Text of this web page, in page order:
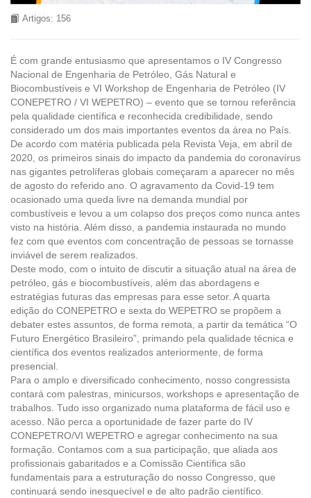
Artigos: 156
É com grande entusiasmo que apresentamos o IV Congresso
Nacional de Engenharia de Petróleo, Gás Natural e
Biocombustíveis e VI Workshop de Engenharia de Petróleo (IV
CONEPETRO / VI WEPETRO) – evento que se tornou referência
pela qualidade científica e reconhecida credibilidade, sendo
considerado um dos mais importantes eventos da área no País.
De acordo com matéria publicada pela Revista Veja, em abril de
2020, os primeiros sinais do impacto da pandemia do coronavírus
nas gigantes petrolíferas globais começaram a aparecer no mês
de agosto do referido ano. O agravamento da Covid-19 tem
ocasionado uma queda livre na demanda mundial por
combustíveis e levou a um colapso dos preços como nunca antes
visto na história. Além disso, a pandemia instaurada no mundo
fez com que eventos com concentração de pessoas se tornasse
inviável de serem realizados.
Deste modo, com o intuito de discutir a situação atual na área de
petróleo, gás e biocombustíveis, além das abordagens e
estratégias futuras das empresas para esse setor. A quarta
edição do CONEPETRO e sexta do WEPETRO se propõem a
debater estes assuntos, de forma remota, a partir da temática “O
Futuro Energético Brasileiro”, primando pela qualidade técnica e
científica dos eventos realizados anteriormente, de forma
presencial.
Para o amplo e diversificado conhecimento, nosso congressista
contará com palestras, minicursos, workshops e apresentação de
trabalhos. Tudo isso organizado numa plataforma de fácil uso e
acesso. Não perca a oportunidade de fazer parte do IV
CONEPETRO/VI WEPETRO e agregar conhecimento na sua
formação. Contamos com a sua participação, que aliada aos
profissionais gabaritados e a Comissão Científica são
fundamentais para a estruturação do nosso Congresso, que
continuará sendo inesquecível e de alto padrão científico.